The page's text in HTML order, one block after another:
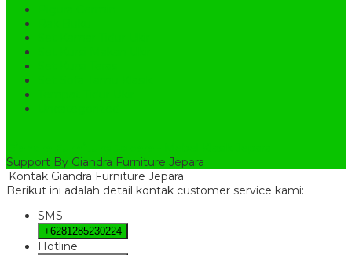
Support By Giandra Furniture Jepara
Kontak Giandra Furniture Jepara
Berikut ini adalah detail kontak customer service kami:
SMS
+6281285230224
Hotline